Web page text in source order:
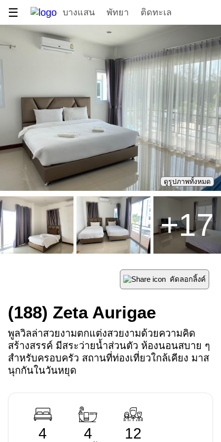
☰ บางแสน พัทยา ติดทะเล
ดูรูปภาพทั้งหมด
+17
(188) Zeta Aurigae
คัดลอกลิ้งค์
พูลวิลล่าสวยงามตกแต่งสวยงามด้วยความคิด
สร้างสรรค์ มีสระว่ายน้ำส่วนตัว ห้องนอนสบาย ๆ
สำหรับครอบครัว สถานที่ท่องเที่ยวใกล้เคียง มาส
นุกกันในวันหยุด
4 4 12